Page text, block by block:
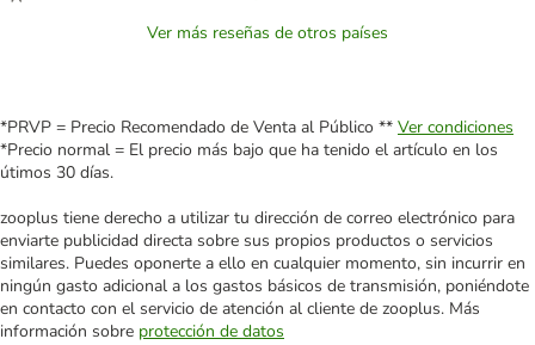
Ver más reseñas de otros países
*PRVP = Precio Recomendado de Venta al Público ** Ver condiciones
*Precio normal = El precio más bajo que ha tenido el artículo en los
útimos 30 días.
zooplus tiene derecho a utilizar tu dirección de correo electrónico para
enviarte publicidad directa sobre sus propios productos o servicios
similares. Puedes oponerte a ello en cualquier momento, sin incurrir en
ningún gasto adicional a los gastos básicos de transmisión, poniéndote
en contacto con el servicio de atención al cliente de zooplus. Más
información sobre protección de datos